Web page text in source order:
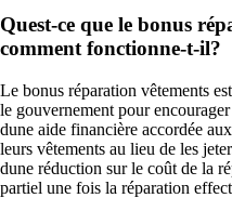
Quest-ce que le bonus
comment fonctionne-t-il?
Le bonus réparation vêtements
le gouvernement pour
dune aide financière accordée
leurs vêtements au lieu de les
dune réduction sur le coût de la
partiel une fois la réparation